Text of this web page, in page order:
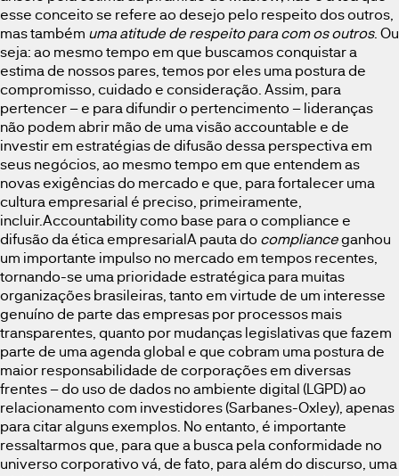
esse conceito se refere ao desejo pelo respeito dos outros,
mas também uma atitude de respeito para com os outros. Ou
seja: ao mesmo tempo em que buscamos conquistar a
estima de nossos pares, temos por eles uma postura de
compromisso, cuidado e consideração. Assim, para
pertencer – e para difundir o pertencimento – lideranças
não podem abrir mão de uma visão accountable e de
investir em estratégias de difusão dessa perspectiva em
seus negócios, ao mesmo tempo em que entendem as
novas exigências do mercado e que, para fortalecer uma
cultura empresarial é preciso, primeiramente,
incluir.Accountability como base para o compliance e
difusão da ética empresarialA pauta do complianceganhou
um importante impulso no mercado em tempos recentes,
tornando-se uma prioridade estratégica para muitas
organizações brasileiras, tanto em virtude de um interesse
genuíno de parte das empresas por processos mais
transparentes, quanto por mudanças legislativas que fazem
parte de uma agenda global e que cobram uma postura de
maior responsabilidade de corporações em diversas
frentes – do uso de dados no ambiente digital (LGPD) ao
relacionamento com investidores (Sarbanes-Oxley), apenas
para citar alguns exemplos. No entanto, é importante
ressaltarmos que, para que a busca pela conformidade no
universo corporativo vá, de fato, para além do discurso, uma